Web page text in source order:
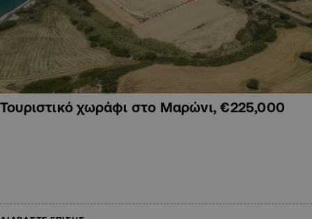
Τουριστικό χωράφι στο Μαρώνι, €225,000